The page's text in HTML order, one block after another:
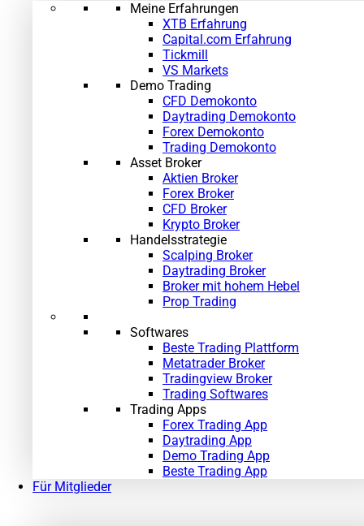
Meine Erfahrungen
XTB Erfahrung
Capital.com Erfahrung
Tickmill
VS Markets
Demo Trading
CFD Demokonto
Daytrading Demokonto
Forex Demokonto
Trading Demokonto
Asset Broker
Aktien Broker
Forex Broker
CFD Broker
Krypto Broker
Handelsstrategie
Scalping Broker
Daytrading Broker
Broker mit hohem Hebel
Prop Trading
Softwares
Beste Trading Plattform
Metatrader Broker
Tradingview Broker
Trading Softwares
Trading Apps
Forex Trading App
Daytrading App
Demo Trading App
Beste Trading App
Für Mitglieder